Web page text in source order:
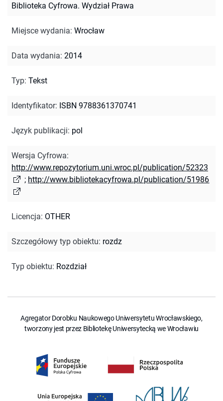
Biblioteka Cyfrowa. Wydział Prawa
Miejsce wydania: Wrocław
Data wydania: 2014
Typ: Tekst
Identyfikator: ISBN 9788361370741
Język publikacji: pol
Wersja Cyfrowa:
http://www.repozytorium.uni.wroc.pl/publication/52323
; http://www.bibliotekacyfrowa.pl/publication/51986
Licencja: OTHER
Szczegółowy typ obiektu: rozdz
Typ obiektu: Rozdział
Agregator Dorobku Naukowego Uniwersytetu Wrocławskiego,
tworzony jest przez Bibliotekę Uniwersytecką we Wrocławiu